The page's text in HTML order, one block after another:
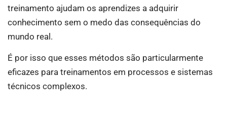
treinamento ajudam os aprendizes a adquirir
conhecimento sem o medo das consequências do
mundo real.
É por isso que esses métodos são particularmente
eficazes para treinamentos em processos e sistemas
técnicos complexos.